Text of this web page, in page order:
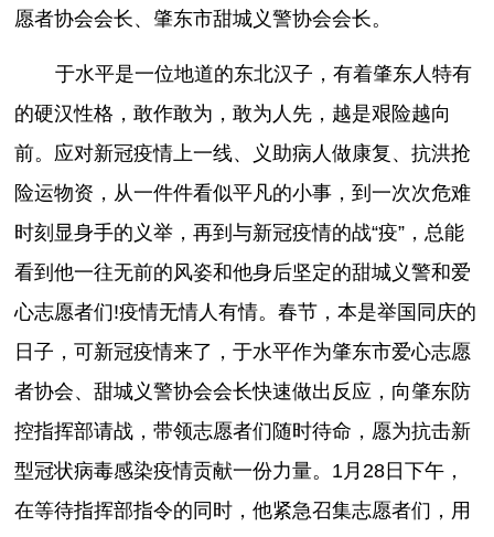
愿者协会会长、肇东市甜城义警协会会长。
于水平是一位地道的东北汉子，有着肇东人特有
的硬汉性格，敢作敢为，敢为人先，越是艰险越向
前。应对新冠疫情上一线、义助病人做康复、抗洪抢
险运物资，从一件件看似平凡的小事，到一次次危难
时刻显身手的义举，再到与新冠疫情的战“疫”，总能
看到他一往无前的风姿和他身后坚定的甜城义警和爱
心志愿者们!疫情无情人有情。春节，本是举国同庆的
日子，可新冠疫情来了，于水平作为肇东市爱心志愿
者协会、甜城义警协会会长快速做出反应，向肇东防
控指挥部请战，带领志愿者们随时待命，愿为抗击新
型冠状病毒感染疫情贡献一份力量。1月28日下午，
在等待指挥部指令的同时，他紧急召集志愿者们，用